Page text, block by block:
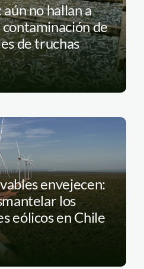
no hallan a
de
de truchas
envejecen:
los
eólicos en Chile